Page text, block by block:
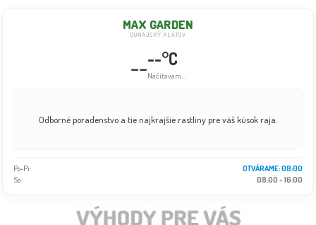
MAX GARDEN
DUNAJSKÝ KLÁTOV
----°C
Načítavam...
Odborné poradenstvo a tie najkrajšie rastliny pre váš kúsok raja.
Po-Pi:
OTVÁRAME: 08:00
So:
08:00 - 16:00